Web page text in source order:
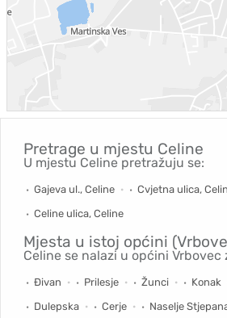
Pretrage u mjestu Celine
U mjestu Celine pretražuju se:
Gajeva ul., Celine Cvjetna ulica,
Celine ulica, Celine
Mjesta u istoj općini
Celine se nalazi u općini Vrbovec
Đivan Prilesje Žunci Konak
Dulepska
Cerje Naselje